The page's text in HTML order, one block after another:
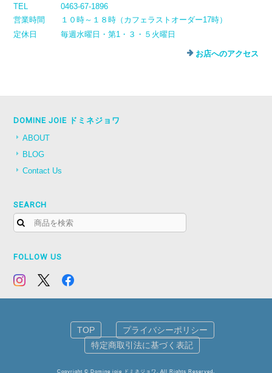
TEL
0463-67-1896
営業時間
１０時～１８時（カフェラストオーダー17時）
定休日
毎週水曜日・第1・３・５火曜日
お店へのアクセス
DOMINE JOIE ドミネジョワ
ABOUT
BLOG
Contact Us
SEARCH
FOLLOW US
TOP
プライバシーポリシー
特定商取引法に基づく表記
Copyright © Domine joie ドミネジョワ. All Rights Reserved.